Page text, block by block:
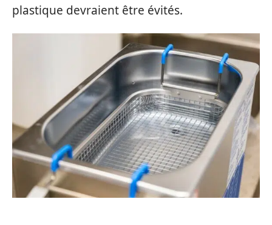
plastique devraient être évités.